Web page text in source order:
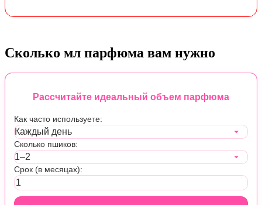
Сколько мл парфюма вам нужно
Рассчитайте идеальный объем парфюма
Как часто используете:
Сколько пшиков:
Срок (в месяцах):